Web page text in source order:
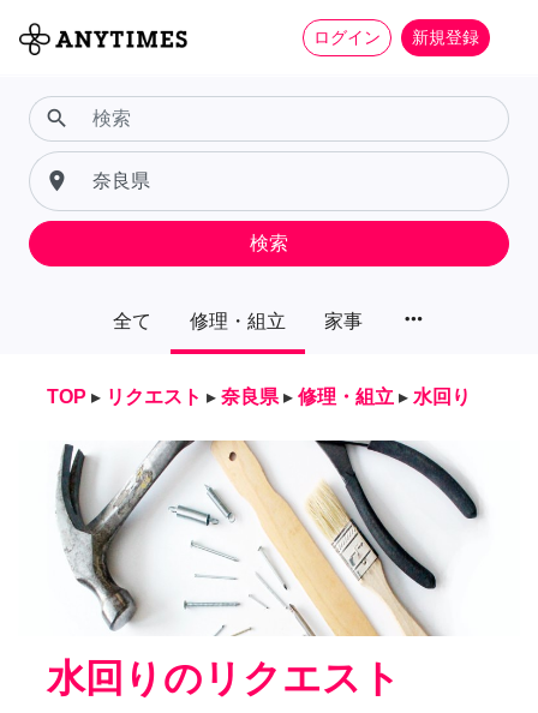
ログイン 新規登録
全て 修理・組立 家事 more_horiz
search
place
検索
TOP ▸ リクエスト ▸ 奈良県 ▸ 修理・組立 ▸ 水回り
水回りのリクエスト